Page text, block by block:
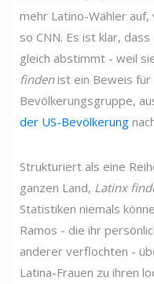
mehr Latino-Wähler auf,
so CNN. Es ist klar,
gleich abstimmt - weil
findenist ein Beweis für
Bevölkerungsgruppe,
der US-Bevölkerung
Strukturiert als eine
ganzen Land, Latinx
Statistiken niemals
Ramos - die ihr
anderer verflochten -
Latina-Frauen zu ihren